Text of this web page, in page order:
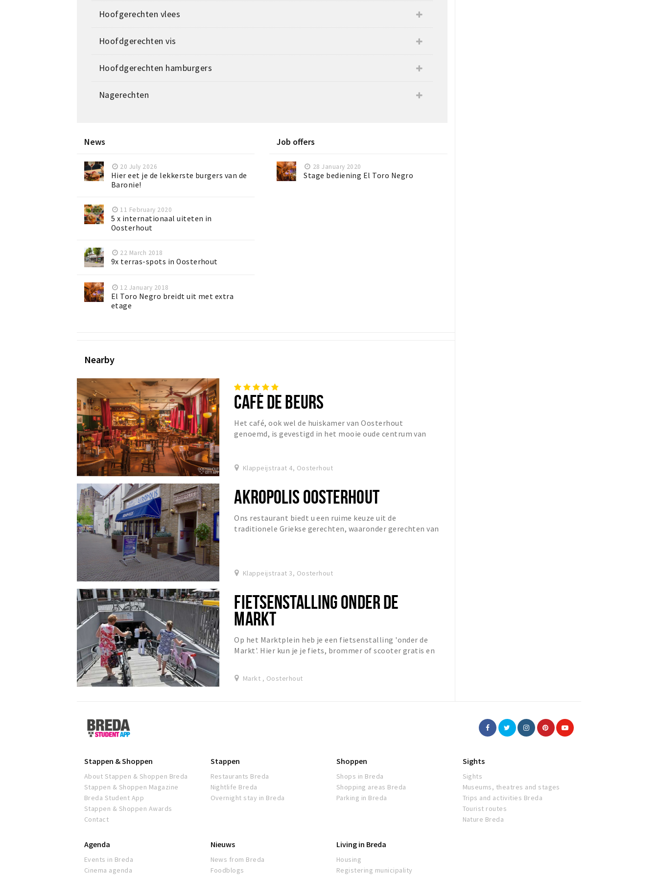
Hoofgerechten vlees
Hoofdgerechten vis
Hoofdgerechten hamburgers
Nagerechten
News
20 July 2026
Hier eet je de lekkerste burgers van de
Baronie!
11 February 2020
5 x internationaal uiteten in
Oosterhout
22 March 2018
9x terras-spots in Oosterhout
12 January 2018
El Toro Negro breidt uit met extra
etage
Job offers
28 January 2020
Stage bediening El Toro Negro
Nearby
CAFÉ DE BEURS
Het café, ook wel de huiskamer van Oosterhout
genoemd, is gevestigd in het mooie oude centrum van
Klappeijstraat 4, Oosterhout
AKROPOLIS OOSTERHOUT
Ons restaurant biedt u een ruime keuze uit de
traditionele Griekse gerechten, waaronder gerechten van
Klappeijstraat 3, Oosterhout
FIETSENSTALLING ONDER DE
MARKT
Op het Marktplein heb je een fietsenstalling 'onder de
Markt'. Hier kun je je fiets, brommer of scooter gratis en
Markt , Oosterhout
Breda
Student
App
Stappen & Shoppen
About Stappen & Shoppen Breda
Stappen & Shoppen Magazine
Breda Student App
Stappen & Shoppen Awards
Contact
Stappen
Restaurants Breda
Nightlife Breda
Overnight stay in Breda
Shoppen
Shops in Breda
Shopping areas Breda
Parking in Breda
Sights
Sights
Museums, theatres and stages
Trips and activities Breda
Tourist routes
Nature Breda
Agenda
Events in Breda
Cinema agenda
Nieuws
News from Breda
Foodblogs
Living in Breda
Housing
Registering municipality